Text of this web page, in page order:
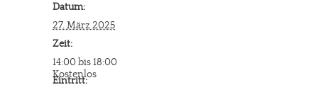
Datum:
27. März 2025
Zeit:
14:00 bis 18:00
Eintritt:
Kostenlos